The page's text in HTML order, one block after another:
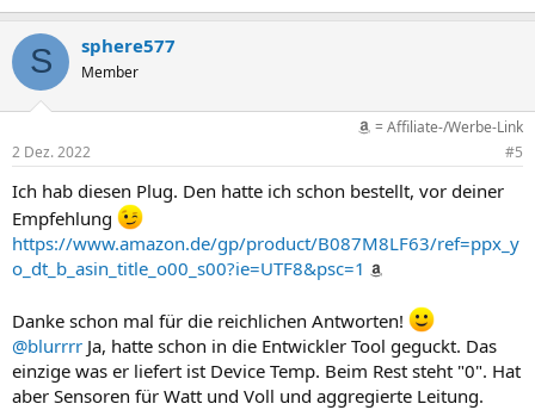
S sphere577
Member
= Affiliate-/Werbe-Link
2 Dez. 2022
#5
Ich hab diesen Plug. Den hatte ich schon bestellt, vor deiner
Empfehlung
https://www.amazon.de/gp/product/B087M8LF63/ref=ppx_y
o_dt_b_asin_title_o00_s00?ie=UTF8&psc=1
Danke schon mal für die reichlichen Antworten!
@blurrrr Ja, hatte schon in die Entwickler Tool geguckt. Das
einzige was er liefert ist Device Temp. Beim Rest steht "0". Hat
aber Sensoren für Watt und Voll und aggregierte Leitung.